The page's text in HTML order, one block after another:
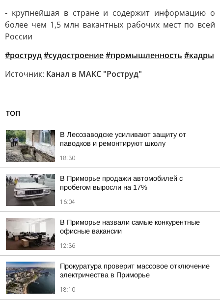
- крупнейшая в стране и содержит информацию о
более чем 1,5 млн вакантных рабочих мест по всей
России
#роструд#судостроение#промышленность #кадры
Источник: Канал в МАКС "Роструд"
ТОП
В Лесозаводске усиливают защиту от
паводков и ремонтируют школу
18:30
В Приморье продажи автомобилей с
пробегом выросли на 17%
16:04
В Приморье назвали самые конкурентные
офисные вакансии
12:36
Прокуратура проверит массовое отключение
электричества в Приморье
18:10